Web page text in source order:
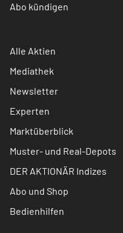
Abo kündigen
Alle Aktien
Mediathek
Newsletter
Experten
Marktüberblick
Muster- und Real-Depots
DER AKTIONÄR Indizes
Abo und Shop
Bedienhilfen